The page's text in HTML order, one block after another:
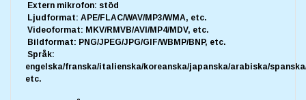
Extern mikrofon: stöd
Ljudformat: APE/FLAC/WAV/MP3/WMA, etc.
Videoformat: MKV/RMVB/AVI/MP4/MDV, etc.
Bildformat: PNG/JPEG/JPG/GIF/WBMP/BNP, etc.
Språk:
engelska/franska/italienska/koreanska/japanska/arabiska/
etc.